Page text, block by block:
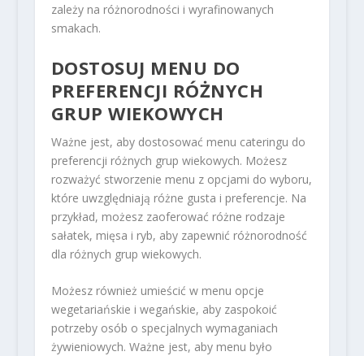
zależy na różnorodności i wyrafinowanych
smakach.
DOSTOSUJ MENU DO
PREFERENCJI RÓŻNYCH
GRUP WIEKOWYCH
Ważne jest, aby dostosować menu cateringu do
preferencji różnych grup wiekowych. Możesz
rozważyć stworzenie menu z opcjami do wyboru,
które uwzględniają różne gusta i preferencje. Na
przykład, możesz zaoferować różne rodzaje
sałatek, mięsa i ryb, aby zapewnić różnorodność
dla różnych grup wiekowych.
Możesz również umieścić w menu opcje
wegetariańskie i wegańskie, aby zaspokoić
potrzeby osób o specjalnych wymaganiach
żywieniowych. Ważne jest, aby menu było